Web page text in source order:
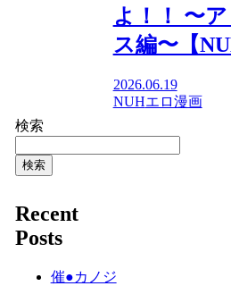
よ！！ 〜ア
ス編〜【
2026.06.19
NUHエロ漫画
検索
検索
Recent
Posts
催●カノジ